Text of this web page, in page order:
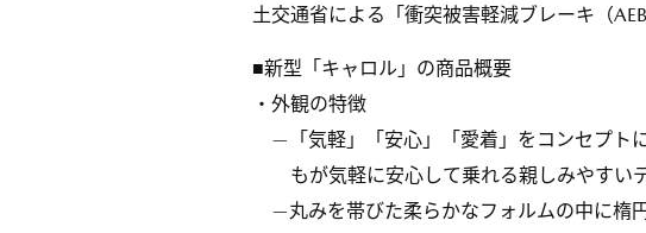
土交通省による「衝突被害軽減ブレーキ（
■新型「キャロル」の商品概要
・外観の特徴
—「気軽」「安心」「愛着」をコンセプト
もが気軽に安心して乗れる親しみやすい
—丸みを帯びた柔らかなフォルムの中に楕